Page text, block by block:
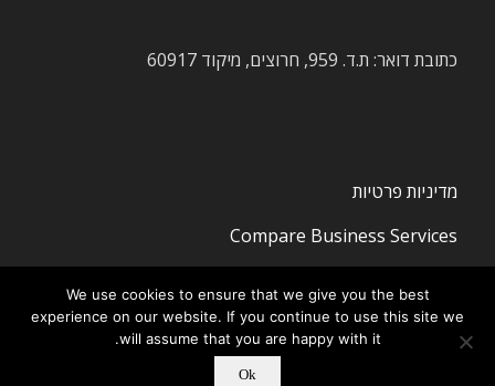
כתובת דואר: ת.ד. 959, חרוצים, מיקוד 60917
מדיניות פרטיות
Compare Business Services
We use cookies to ensure that we give you the best
experience on our website. If you continue to use this site we
will assume that you are happy with it.
Ok